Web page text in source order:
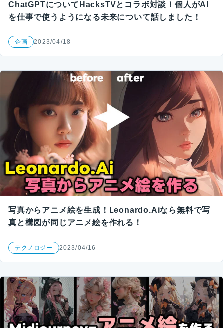
ChatGPTについてHacksTVとコラボ対談！個人がAI
を仕事で使うようになる未来について話しました！
企画 2023/04/18
写真からアニメ絵を生成！Leonardo.Aiなら無料で写
真と構図が同じアニメ絵を作れる！
テクノロジー 2023/04/16